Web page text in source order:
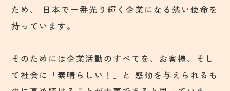
ため、
日本で一番光り輝く企業になる熱い使命を
持っています。
そのためには企業活動のすべてを、お客様、そし
て社会に「素晴らしい！」と 感動を与えられるも